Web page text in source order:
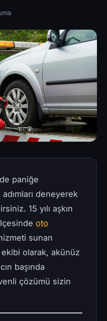
paniğe
deneyerek
15 yılı aşkın
oto
sunan
ekibi olarak, akünüz
başında
çözümü sizin